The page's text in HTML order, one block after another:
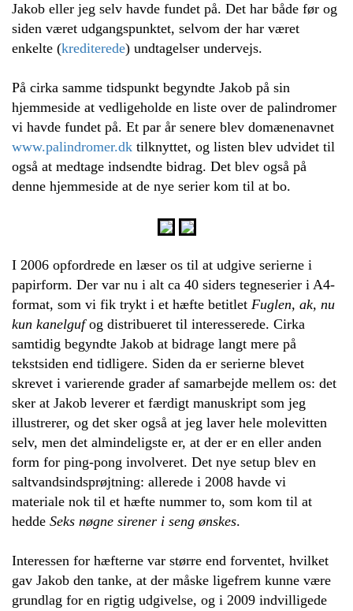
Jakob eller jeg selv havde fundet på. Det har både før og
siden været udgangspunktet, selvom der har været
enkelte (krediterede) undtagelser undervejs.
På cirka samme tidspunkt begyndte Jakob på sin
hjemmeside at vedligeholde en liste over de palindromer
vi havde fundet på. Et par år senere blev domænenavnet
www.palindromer.dk tilknyttet, og listen blev udvidet til
også at medtage indsendte bidrag. Det blev også på
denne hjemmeside at de nye serier kom til at bo.
I 2006 opfordrede en læser os til at udgive serierne i
papirform. Der var nu i alt ca 40 siders tegneserier i A4-
format, som vi fik trykt i et hæfte betitlet Fuglen, ak, nu
kun kanelgufog distribueret til interesserede. Cirka
samtidig begyndte Jakob at bidrage langt mere på
tekstsiden end tidligere. Siden da er serierne blevet
skrevet i varierende grader af samarbejde mellem os: det
sker at Jakob leverer et færdigt manuskript som jeg
illustrerer, og det sker også at jeg laver hele molevitten
selv, men det almindeligste er, at der er en eller anden
form for ping-pong involveret. Det nye setup blev en
saltvandsindsprøjtning: allerede i 2008 havde vi
materiale nok til et hæfte nummer to, som kom til at
hedde Seks nøgne sirener i seng ønskes.
Interessen for hæfterne var større end forventet, hvilket
gav Jakob den tanke, at der måske ligefrem kunne være
grundlag for en rigtig udgivelse, og i 2009 indvilligede